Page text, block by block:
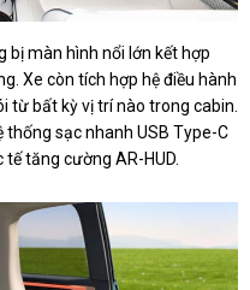
bị màn hình nổi lớn kết hợp
Xe còn tích hợp hệ điều hành
từ bất kỳ vị trí nào trong cabin.
thống sạc nhanh USB Type-C
tăng cường AR-HUD.